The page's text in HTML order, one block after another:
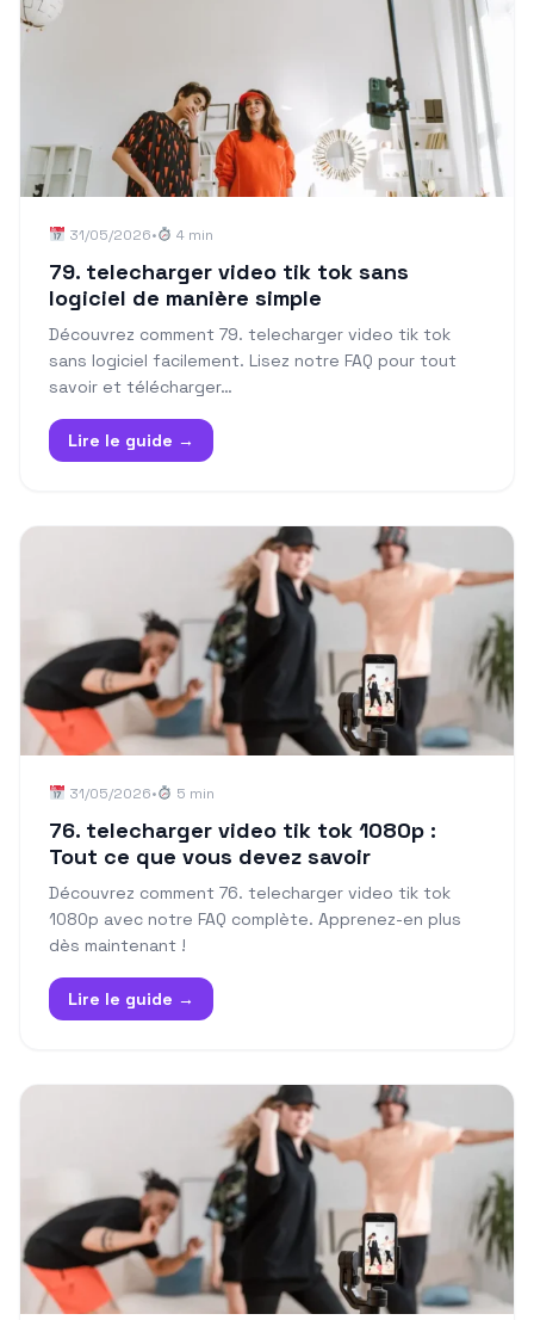
31/05/2026• 4 min
79. telecharger video tik tok sans
logiciel de manière simple
Découvrez comment 79. telecharger video tik tok
sans logiciel facilement. Lisez notre FAQ pour tout
savoir et télécharger…
Lire le guide →
31/05/2026• 5 min
76. telecharger video tik tok 1080p :
Tout ce que vous devez savoir
Découvrez comment 76. telecharger video tik tok
1080p avec notre FAQ complète. Apprenez-en plus
dès maintenant !
Lire le guide →